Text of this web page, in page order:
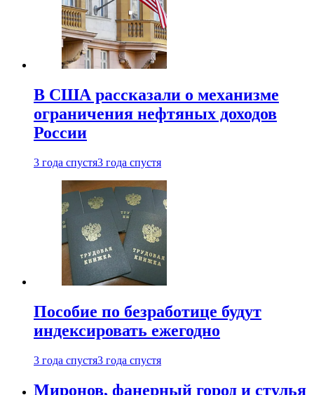
В США рассказали о механизме
ограничения нефтяных доходов
России
3 года спустя3 года спустя
Пособие по безработице будут
индексировать ежегодно
3 года спустя3 года спустя
Миронов, фанерный город и стулья